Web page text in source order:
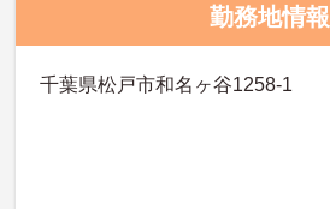
勤務地情報
千葉県松戸市和名ヶ谷1258-1